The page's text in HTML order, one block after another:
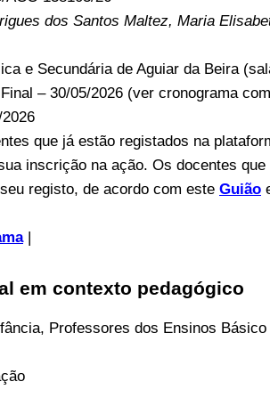
dos Santos Maltez, Maria
e Secundária de Aguiar da Beira
– 30/05/2026 (ver cronograma
que já estão registados na
inscrição na ação. Os docentes
registo, de acordo com este Guião
|
em contexto pedagógico
Professores dos Ensinos